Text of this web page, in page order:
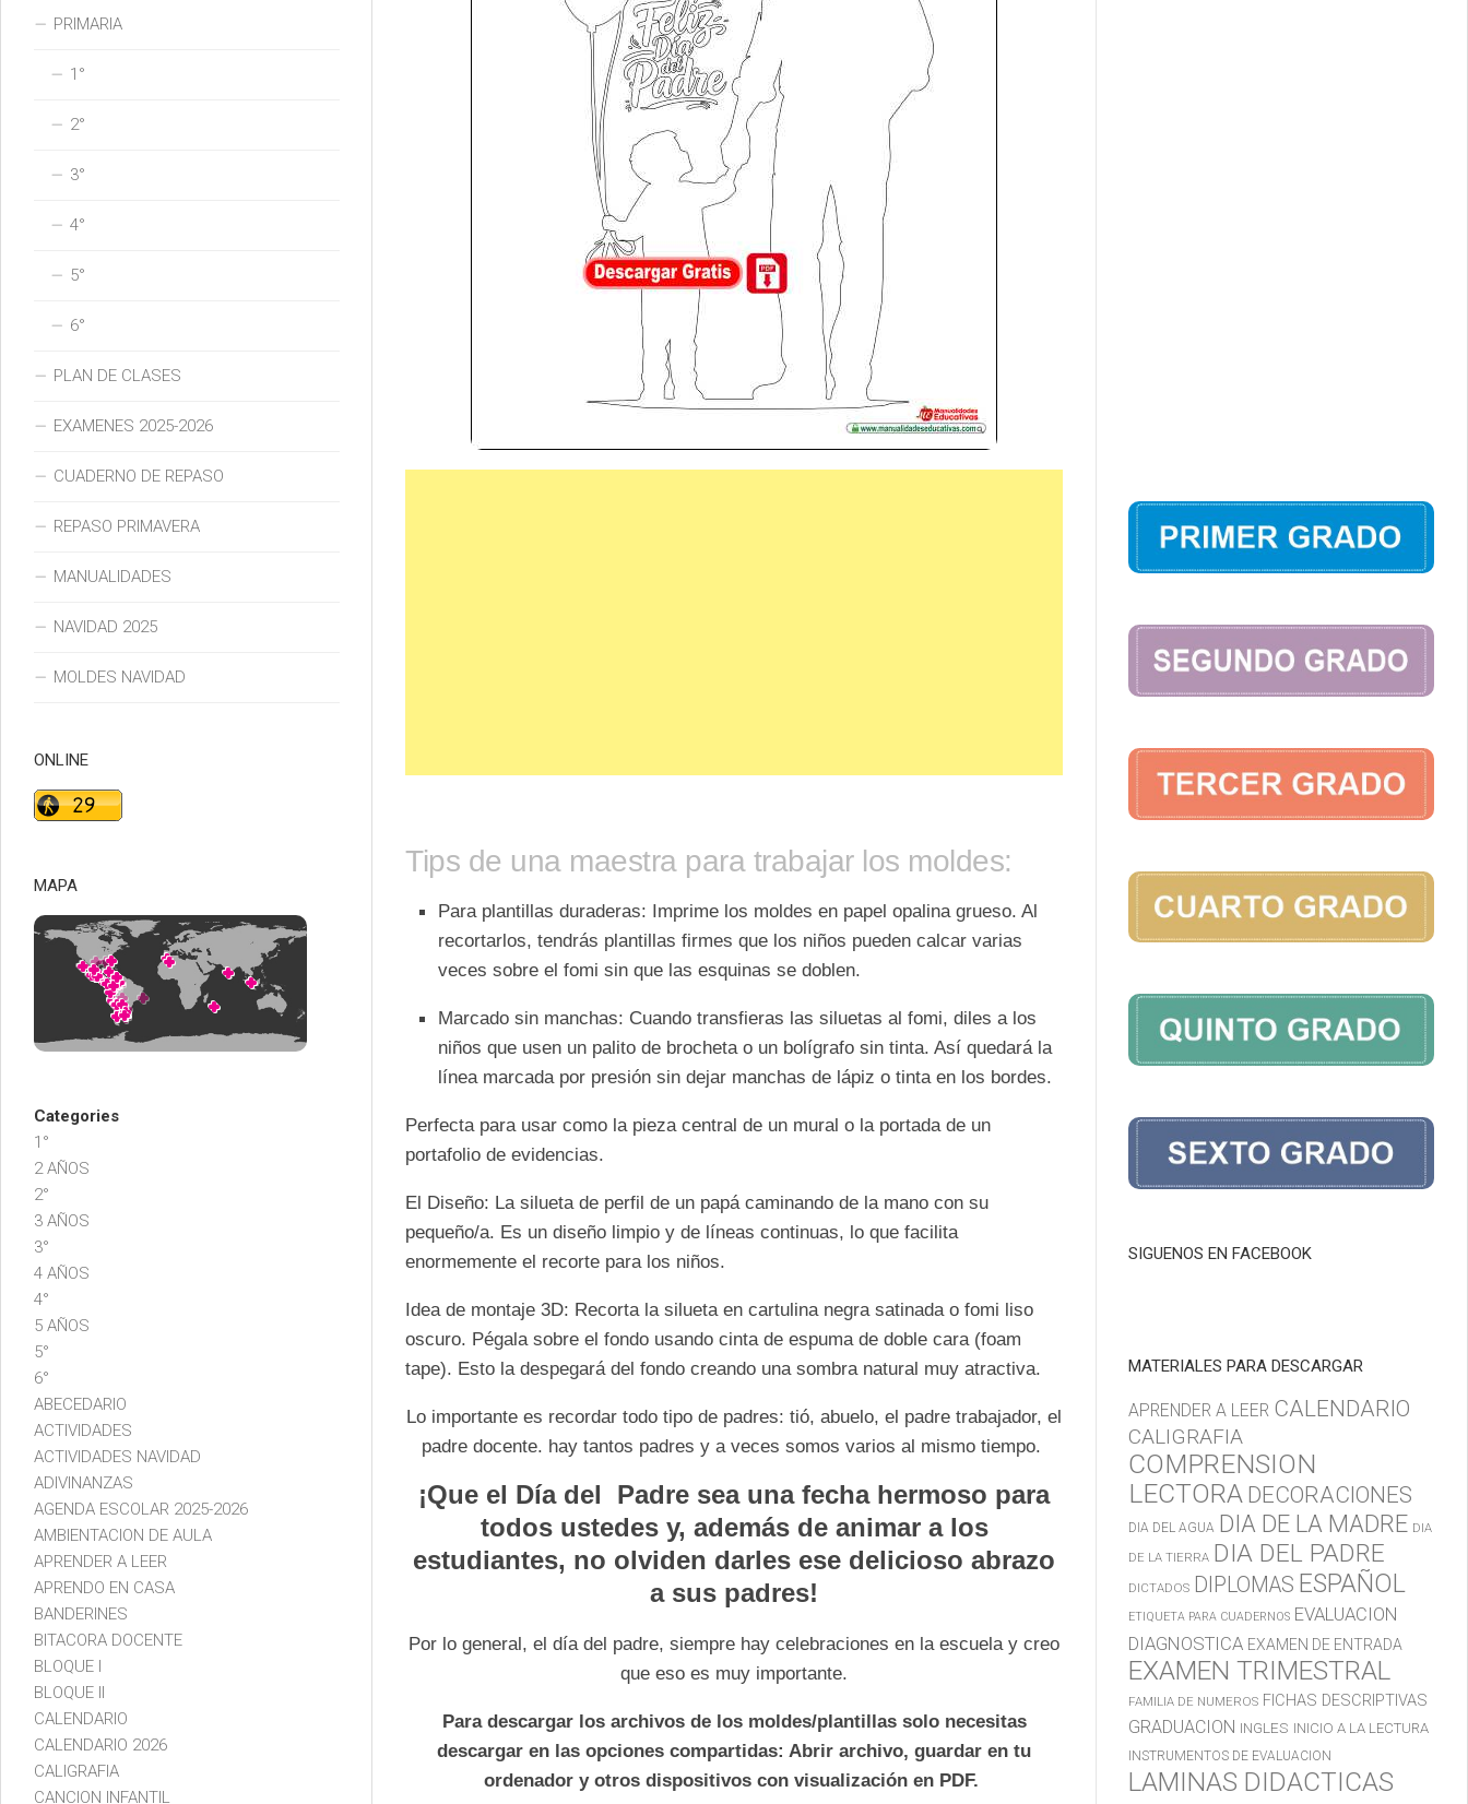
Tips de una maestra para trabajar los moldes:
Para plantillas duraderas: Imprime los moldes en papel opalina grueso. Al
recortarlos, tendrás plantillas firmes que los niños pueden calcar varias
veces sobre el fomi sin que las esquinas se doblen.
Marcado sin manchas: Cuando transfieras las siluetas al fomi, diles a los
niños que usen un palito de brocheta o un bolígrafo sin tinta. Así quedará la
línea marcada por presión sin dejar manchas de lápiz o tinta en los bordes.
Perfecta para usar como la pieza central de un mural o la portada de un
portafolio de evidencias.
El Diseño: La silueta de perfil de un papá caminando de la mano con su
pequeño/a. Es un diseño limpio y de líneas continuas, lo que facilita
enormemente el recorte para los niños.
Idea de montaje 3D: Recorta la silueta en cartulina negra satinada o fomi liso
oscuro. Pégala sobre el fondo usando cinta de espuma de doble cara (foam
tape). Esto la despegará del fondo creando una sombra natural muy atractiva.
Lo importante es recordar todo tipo de padres: tió, abuelo, el padre trabajador, el
padre docente. hay tantos padres y a veces somos varios al mismo tiempo.
¡Que el Día del Padre sea una fecha hermoso para
todos ustedes y, además de animar a los
estudiantes, no olviden darles ese delicioso abrazo
a sus padres!
Por lo general, el día del padre, siempre hay celebraciones en la escuela y creo
que eso es muy importante.
Para descargar los archivos de los moldes/plantillas solo necesitas
descargar en las opciones compartidas: Abrir archivo, guardar en tu
ordenador y otros dispositivos con visualización en PDF.
PRIMARIA
1°
2°
3°
4°
5°
6°
PLAN DE CLASES
EXAMENES 2025-2026
CUADERNO DE REPASO
REPASO PRIMAVERA
MANUALIDADES
NAVIDAD 2025
MOLDES NAVIDAD
ONLINE
MAPA
Categories
1°
2 AÑOS
2°
3 AÑOS
3°
4 AÑOS
4°
5 AÑOS
5°
6°
ABECEDARIO
ACTIVIDADES
ACTIVIDADES NAVIDAD
ADIVINANZAS
AGENDA ESCOLAR 2025-2026
AMBIENTACION DE AULA
APRENDER A LEER
APRENDO EN CASA
BANDERINES
BITACORA DOCENTE
BLOQUE I
BLOQUE II
CALENDARIO
CALENDARIO 2026
CALIGRAFIA
CANCION INFANTIL
SIGUENOS EN FACEBOOK
MATERIALES PARA DESCARGAR
APRENDER A LEER CALENDARIO
CALIGRAFIA
COMPRENSION
LECTORA DECORACIONES
DIA DEL AGUA DIA DE LA MADRE DIA
DE LA TIERRA DIA DEL PADRE
DICTADOS DIPLOMAS ESPAÑOL
ETIQUETA PARA CUADERNOS EVALUACION
DIAGNOSTICA EXAMEN DE ENTRADA
EXAMEN TRIMESTRAL
FAMILIA DE NUMEROS FICHAS DESCRIPTIVAS
GRADUACION INGLES INICIO A LA LECTURA
INSTRUMENTOS DE EVALUACION
LAMINAS DIDACTICAS